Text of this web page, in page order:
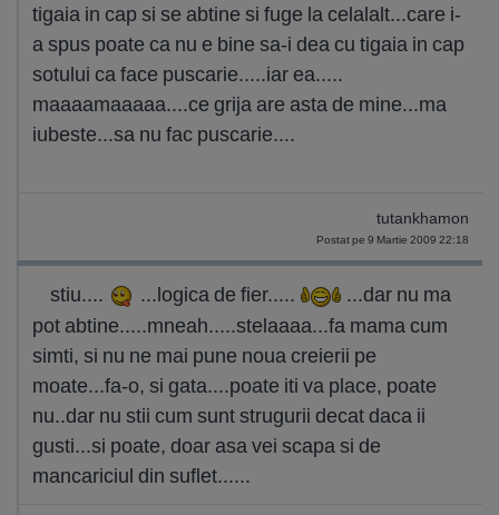
tigaia in cap si se abtine si fuge la celalalt...care i-
a spus poate ca nu e bine sa-i dea cu tigaia in cap
sotului ca face puscarie.....iar ea.....
maaaamaaaaa....ce grija are asta de mine...ma
iubeste...sa nu fac puscarie....
tutankhamon
Postat pe 9 Martie 2009 22:18
stiu.... ...logica de fier.....
...dar nu ma
pot abtine.....mneah.....stelaaaa...fa mama cum
simti, si nu ne mai pune noua creierii pe
moate...fa-o, si gata....poate iti va place, poate
nu..dar nu stii cum sunt strugurii decat daca ii
gusti...si poate, doar asa vei scapa si de
mancariciul din suflet......